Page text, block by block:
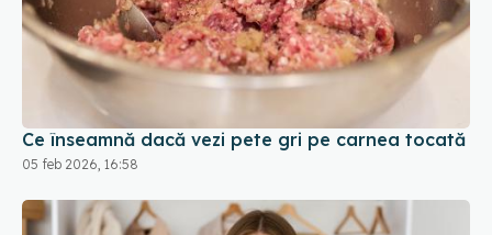
Ce înseamnă dacă vezi pete gri pe carnea tocată
05 feb 2026, 16:58